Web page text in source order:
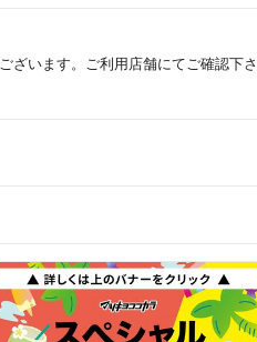
ざいます。ご利用店舗にてご確認下さ